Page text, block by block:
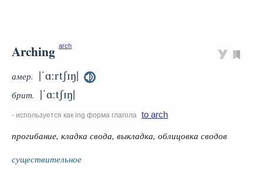
Arching arch
амер. |ˈɑːrtʃɪŋ|
брит. |ˈɑːtʃɪŋ|
- используется как ing форма глагола to arch
прогибание, кладка свода, выкладка, облицовка сводов
существительное